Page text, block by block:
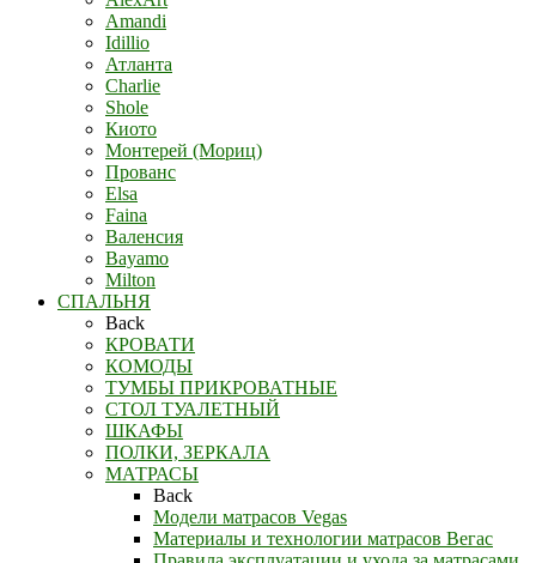
Amandi
Idillio
Атланта
Charlie
Shole
Киото
Монтерей (Мориц)
Прованс
Elsa
Faina
Валенсия
Bayamo
Milton
СПАЛЬНЯ
Back
КРОВАТИ
КОМОДЫ
ТУМБЫ ПРИКРОВАТНЫЕ
СТОЛ ТУАЛЕТНЫЙ
ШКАФЫ
ПОЛКИ, ЗЕРКАЛА
МАТРАСЫ
Back
Модели матрасов Vegas
Материалы и технологии матрасов Вегас